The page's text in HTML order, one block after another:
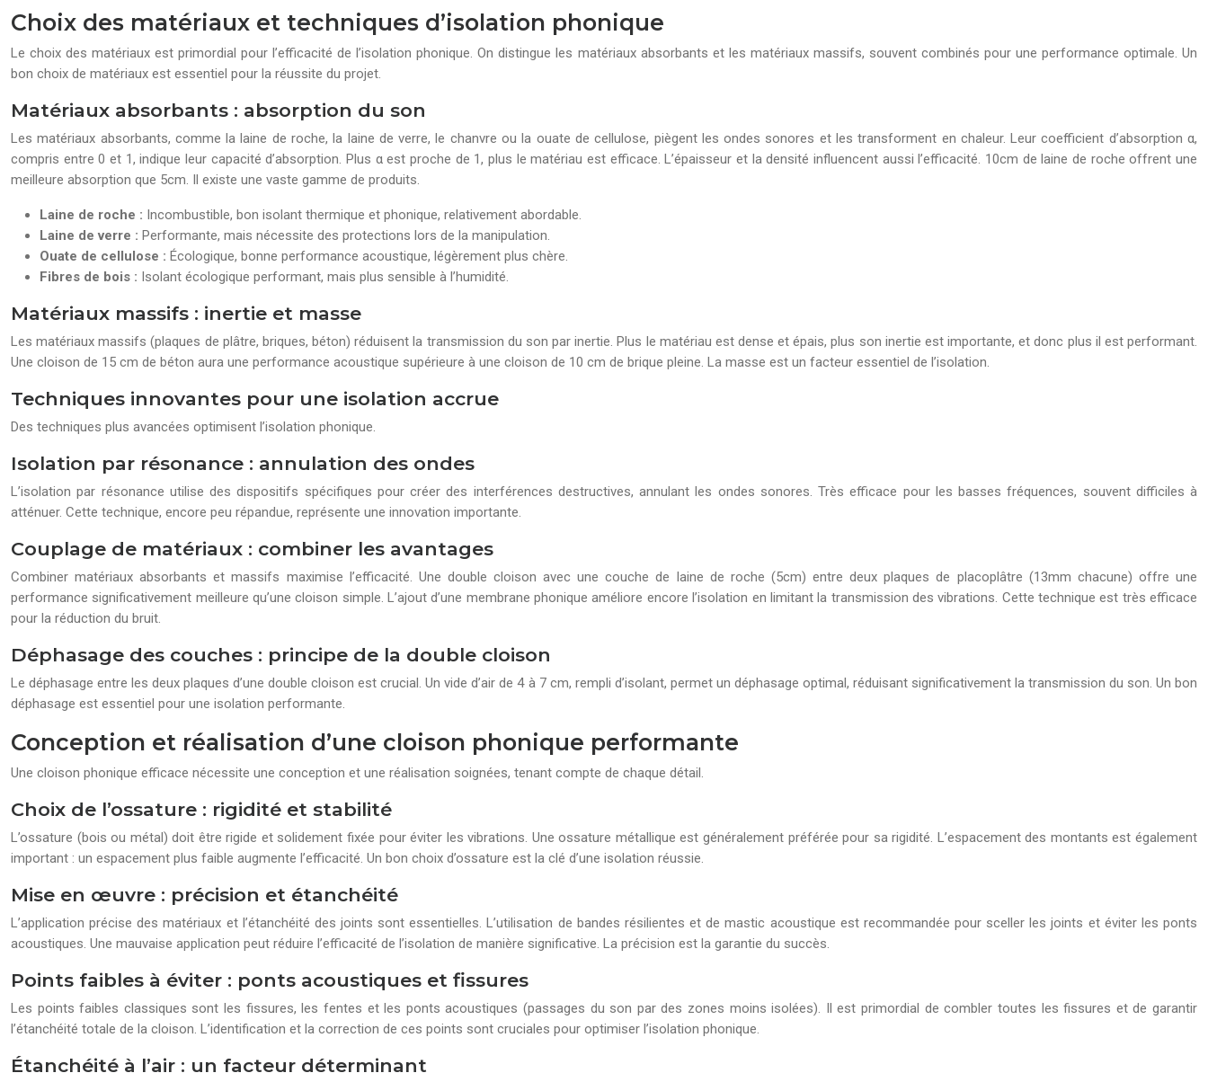
Choix des matériaux et techniques d’isolation phonique
Le choix des matériaux est primordial pour l’efficacité de l’isolation phonique. On distingue les matériaux absorbants et les matériaux massifs, souvent combinés pour une performance optimale. Un
bon choix de matériaux est essentiel pour la réussite du projet.
Matériaux absorbants : absorption du son
Les matériaux absorbants, comme la laine de roche, la laine de verre, le chanvre ou la ouate de cellulose, piègent les ondes sonores et les transforment en chaleur. Leur coefficient d’absorption α,
compris entre 0 et 1, indique leur capacité d’absorption. Plus α est proche de 1, plus le matériau est efficace. L’épaisseur et la densité influencent aussi l’efficacité. 10cm de laine de roche offrent une
meilleure absorption que 5cm. Il existe une vaste gamme de produits.
Laine de roche : Incombustible, bon isolant thermique et phonique, relativement abordable.
Laine de verre : Performante, mais nécessite des protections lors de la manipulation.
Ouate de cellulose : Écologique, bonne performance acoustique, légèrement plus chère.
Fibres de bois : Isolant écologique performant, mais plus sensible à l’humidité.
Matériaux massifs : inertie et masse
Les matériaux massifs (plaques de plâtre, briques, béton) réduisent la transmission du son par inertie. Plus le matériau est dense et épais, plus son inertie est importante, et donc plus il est performant.
Une cloison de 15 cm de béton aura une performance acoustique supérieure à une cloison de 10 cm de brique pleine. La masse est un facteur essentiel de l’isolation.
Techniques innovantes pour une isolation accrue
Des techniques plus avancées optimisent l’isolation phonique.
Isolation par résonance : annulation des ondes
L’isolation par résonance utilise des dispositifs spécifiques pour créer des interférences destructives, annulant les ondes sonores. Très efficace pour les basses fréquences, souvent difficiles à
atténuer. Cette technique, encore peu répandue, représente une innovation importante.
Couplage de matériaux : combiner les avantages
Combiner matériaux absorbants et massifs maximise l’efficacité. Une double cloison avec une couche de laine de roche (5cm) entre deux plaques de placoplâtre (13mm chacune) offre une
performance significativement meilleure qu’une cloison simple. L’ajout d’une membrane phonique améliore encore l’isolation en limitant la transmission des vibrations. Cette technique est très efficace
pour la réduction du bruit.
Déphasage des couches : principe de la double cloison
Le déphasage entre les deux plaques d’une double cloison est crucial. Un vide d’air de 4 à 7 cm, rempli d’isolant, permet un déphasage optimal, réduisant significativement la transmission du son. Un bon
déphasage est essentiel pour une isolation performante.
Conception et réalisation d’une cloison phonique performante
Une cloison phonique efficace nécessite une conception et une réalisation soignées, tenant compte de chaque détail.
Choix de l’ossature : rigidité et stabilité
L’ossature (bois ou métal) doit être rigide et solidement fixée pour éviter les vibrations. Une ossature métallique est généralement préférée pour sa rigidité. L’espacement des montants est également
important : un espacement plus faible augmente l’efficacité. Un bon choix d’ossature est la clé d’une isolation réussie.
Mise en œuvre : précision et étanchéité
L’application précise des matériaux et l’étanchéité des joints sont essentielles. L’utilisation de bandes résilientes et de mastic acoustique est recommandée pour sceller les joints et éviter les ponts
acoustiques. Une mauvaise application peut réduire l’efficacité de l’isolation de manière significative. La précision est la garantie du succès.
Points faibles à éviter : ponts acoustiques et fissures
Les points faibles classiques sont les fissures, les fentes et les ponts acoustiques (passages du son par des zones moins isolées). Il est primordial de combler toutes les fissures et de garantir
l’étanchéité totale de la cloison. L’identification et la correction de ces points sont cruciales pour optimiser l’isolation phonique.
Étanchéité à l’air : un facteur déterminant